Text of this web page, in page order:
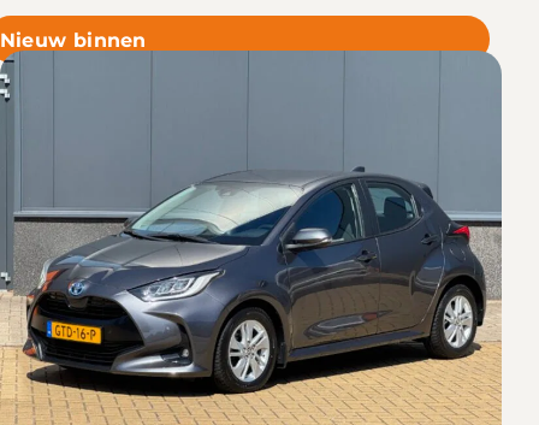
Nieuw binnen